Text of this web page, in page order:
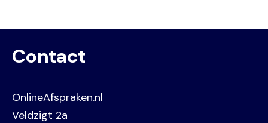
Contact
OnlineAfspraken.nl
Veldzigt 2a